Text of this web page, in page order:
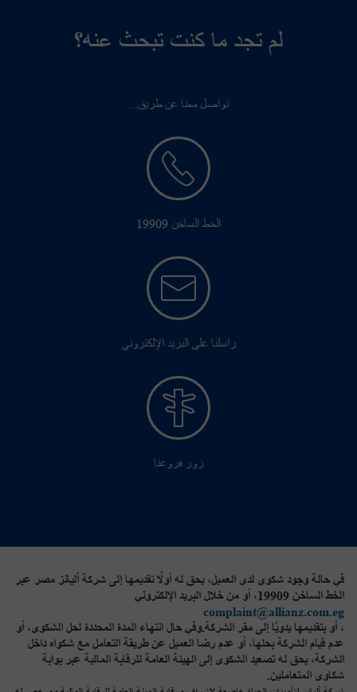
لم تجد ما كنت تبحث عنه؟
تواصل معنا عن طريق...
الخط الساخن 19909
راسلنا على البريد الإلكتروني
زور فروعنا
في حالة وجود شكوى لدى العميل، يحق له أولًا تقديمها إلى شركة أليانز مصر عبر
الخط الساخن 19909، أو من خلال البريد الإلكتروني
complaint@allianz.com.eg
، أو بتقديمها يدويًا إلى مقر الشركة.وفي حال انتهاء المدة المحددة لحل الشكوى، أو
عدم قيام الشركة بحلها، أو عدم رضا العميل عن طريقة التعامل مع شكواه داخل
الشركة، يحق له تصعيد الشكوى إلى الهيئة العامة للرقابة المالية عبر بوابة
شكاوى المتعاملين.